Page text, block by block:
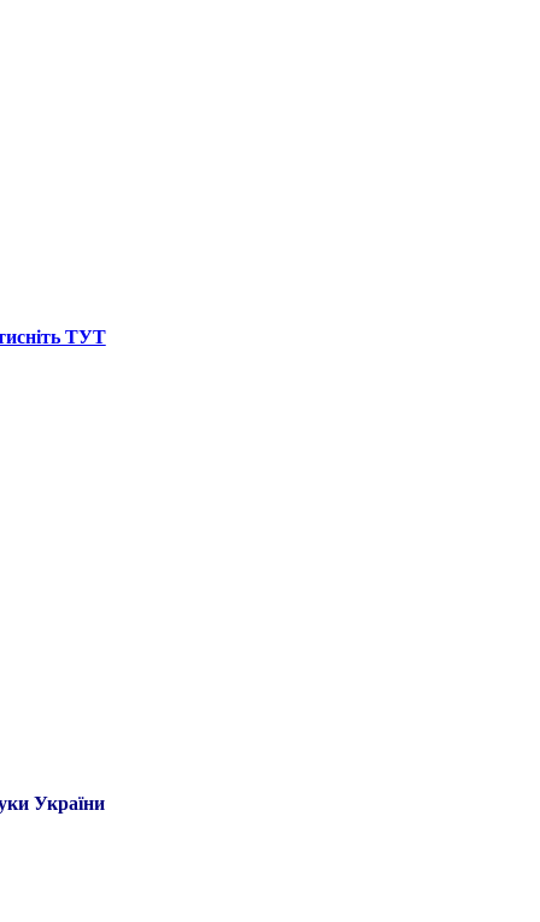
ТУТ
України